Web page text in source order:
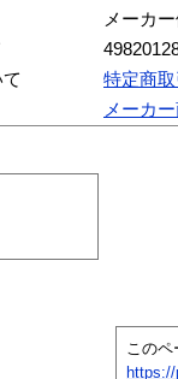
メーカ
特定商
メーカ
このペ